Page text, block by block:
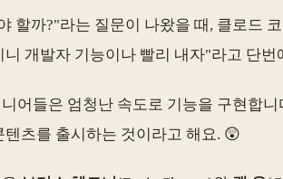
할까?"라는 질문이 나왔을 때, 클로드
개발자 기능이나 빨리 내자"라고 단번
어들은 엄청난 속도로 기능을 구현합
츠를 출시하는 것이라고 해요. 😲